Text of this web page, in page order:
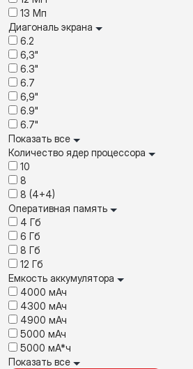
13 Мп
Диагональ экрана
6.2
6,3"
6.3"
6.7
6,9"
6.9"
6.7"
Показать все
Количество ядер процессора
10
8
8 (4+4)
Оперативная память
4 Гб
6 Гб
8 Гб
12 Гб
Емкость аккумулятора
4000 мАч
4300 мАч
4900 мАч
5000 мАч
5000 мА*ч
Показать все